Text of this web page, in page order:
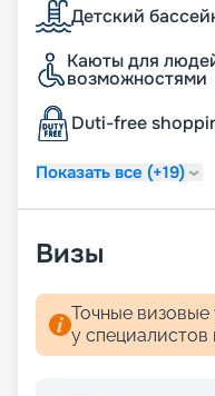
Детский
Каюты для
возможностями
Duti-free
Показать все (+19)
Визы
Точные визовые
у